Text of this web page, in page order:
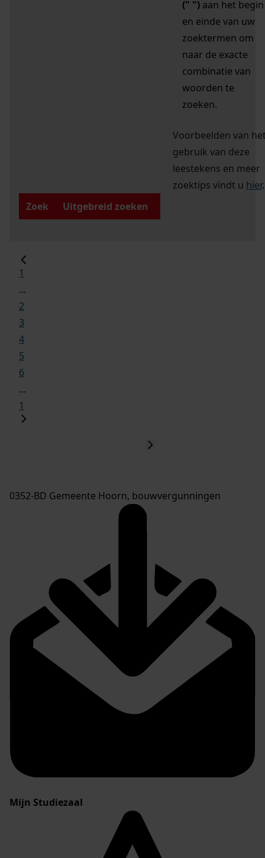
(" ") aan het begin
en einde van uw
zoektermen om
naar de exacte
combinatie van
woorden te
zoeken.
Voorbeelden van
gebruik van deze
leestekens en meer
zoektips vindt u hier.
Zoek
Uitgebreid zoeken
1
...
2
3
4
5
6
...
1
0352-BD Gemeente Hoorn, bouwvergunningen
Mijn Studiezaal